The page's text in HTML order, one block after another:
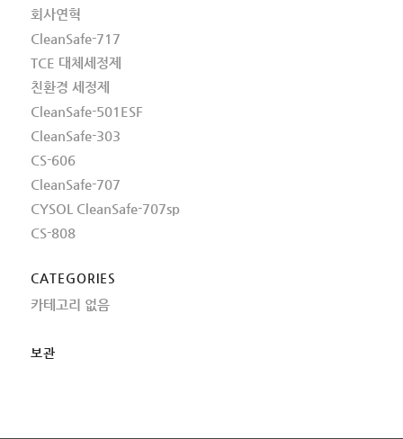
회사연혁
CleanSafe-717
TCE 대체세정제
친환경 세정제
CleanSafe-501ESF
CleanSafe-303
CS-606
CleanSafe-707
CYSOL CleanSafe-707sp
CS-808
CATEGORIES
카테고리 없음
보관